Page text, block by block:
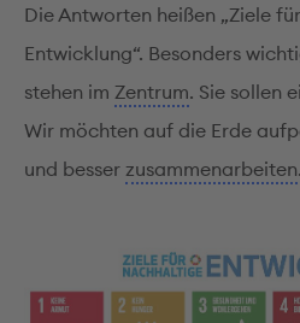
Die Antworten heißen „Ziele
Entwicklung“. Besonders
stehen im Zentrum. Sie sollen
Wir möchten auf die Erde
und besser zusammenarbeiten.